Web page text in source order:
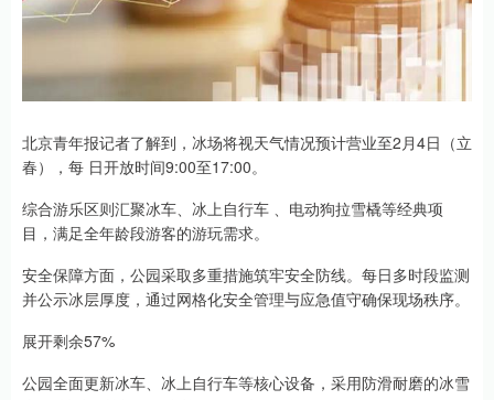
北京青年报记者了解到，冰场将视天气情况预计营业至2月4日（立
春），每 日开放时间9:00至17:00。
综合游乐区则汇聚冰车、冰上自行车 、电动狗拉雪橇等经典项
目，满足全年龄段游客的游玩需求。
安全保障方面，公园采取多重措施筑牢安全防线。每日多时段监测
并公示冰层厚度，通过网格化安全管理与应急值守确保现场秩序。
展开剩余57%
公园全面更新冰车、冰上自行车等核心设备，采用防滑耐磨的冰雪